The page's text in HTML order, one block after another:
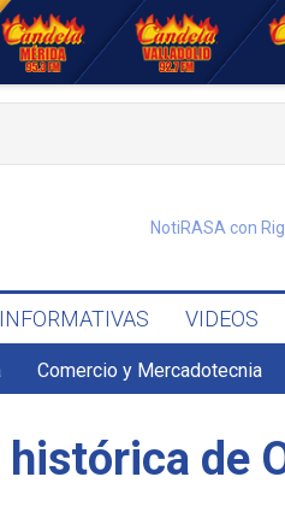
NotiRASA con
VIDEOS
Comercio y Mercadotecnia
de